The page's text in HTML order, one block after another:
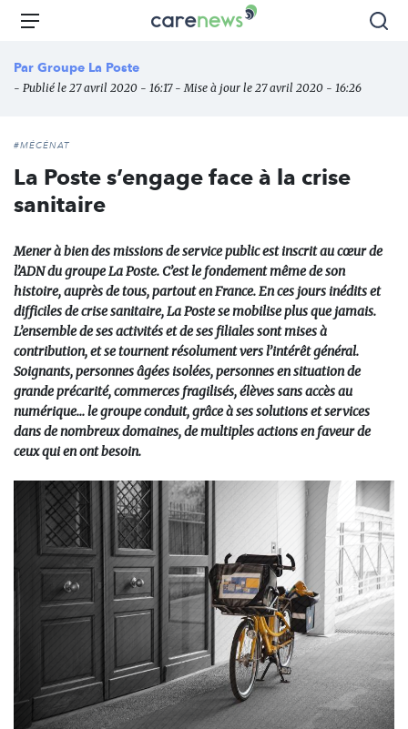
Aller
principal
Carenews,
des
Menu
Par Groupe La Poste
- Publié le 27 avril 2020 - 16:17 - Mise à jour le 27 avril 2020 - 16:26
#MÉCÉNAT
La Poste s’engage face à la crise
sanitaire
Mener à bien des missions de service public est inscrit au cœur de
l’ADN du groupe La Poste. C’est le fondement même de son
histoire, auprès de tous, partout en France. En ces jours inédits et
difficiles de crise sanitaire, La Poste se mobilise plus que jamais.
L’ensemble de ses activités et de ses filiales sont mises à
contribution, et se tournent résolument vers l’intérêt général.
Soignants, personnes âgées isolées, personnes en situation de
grande précarité, commerces fragilisés, élèves sans accès au
numérique… le groupe conduit, grâce à ses solutions et services
dans de nombreux domaines, de multiples actions en faveur de
ceux qui en ont besoin.